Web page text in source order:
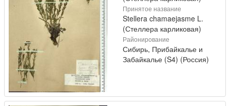
Принятое название
Stellera chamaejasme L.
(Стеллера карликовая)
Районирование
Сибирь, Прибайкалье и
Забайкалье (S4) (Россия)